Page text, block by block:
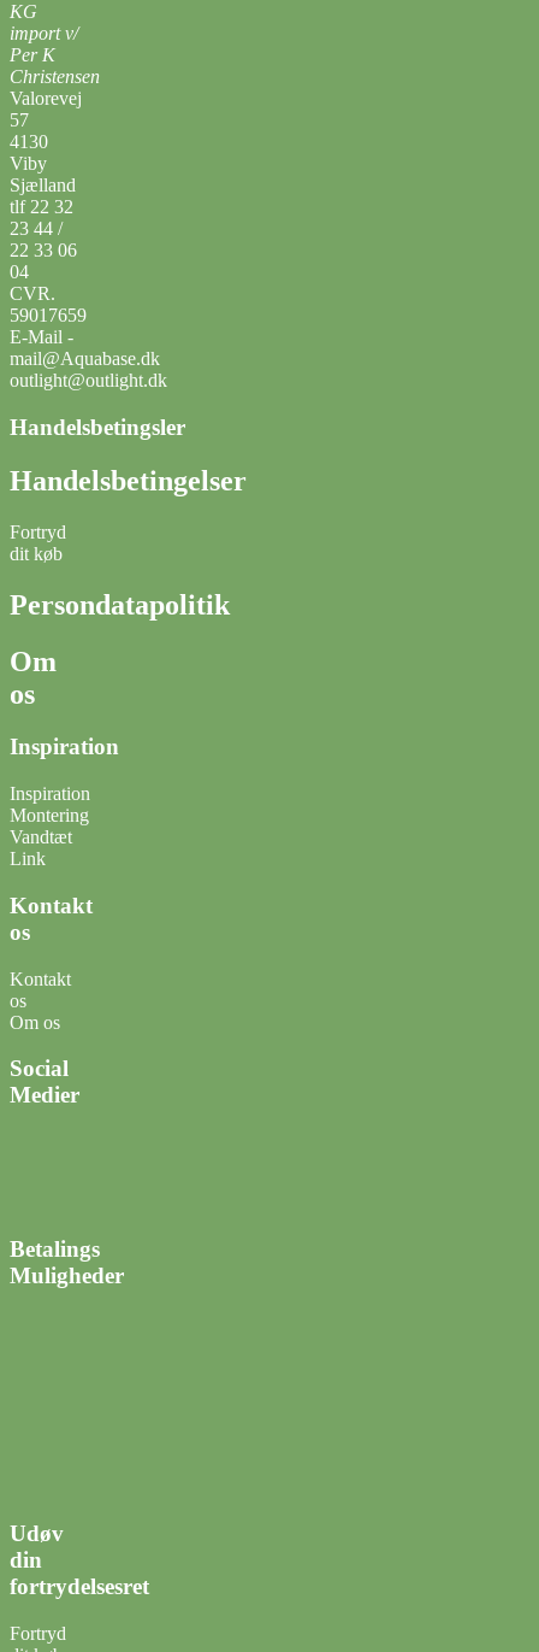
KG
import v/
Per K
Christensen
Valorevej
57
4130
Viby
Sjælland
tlf 22 32
23 44 /
22 33 06
04
CVR.
59017659
E-Mail -
mail@Aquabase.dk
outlight@outlight.dk
Handelsbetingsler
Handelsbetingelser
Fortryd
dit køb
Persondatapolitik
Om
os
Inspiration
Inspiration
Montering
Vandtæt
Link
Kontakt
os
Kontakt
os
Om os
Social
Medier
Betalings
Muligheder
Udøv
din
fortrydelsesret
Fortryd